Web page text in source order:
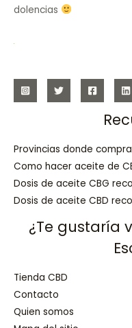
dolencias
Provincias donde
Como hacer aceite de
Dosis de aceite CBG
Dosis de aceite CBD
¿Te gustaría
Tienda CBD
Contacto
Quien somos